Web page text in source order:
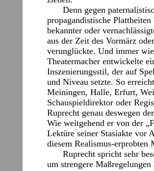
Denn gegen
propagandistische
bekannter oder
aus der Zeit des Vormärz
verunglückte. Und immer
Theatermacher entwickelte
Inszenierungsstil, der auf
und Niveau setzte. So
Meiningen, Halle, Erfurt,
Schauspieldirektor oder
Ruprecht genau deswegen
Wie weitgehend er von der
Lektüre seiner Stasiakte vor
diesem Realismus-erprobten
Ruprecht spricht sehr
um strengere